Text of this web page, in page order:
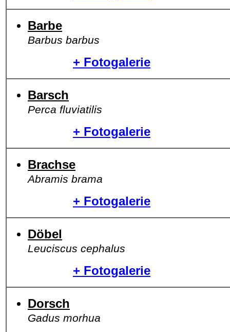
Barbe
Barbus barbus
+ Fotogalerie
Barsch
Perca fluviatilis
+ Fotogalerie
Brachse
Abramis brama
+ Fotogalerie
Döbel
Leuciscus cephalus
+ Fotogalerie
Dorsch
Gadus morhua